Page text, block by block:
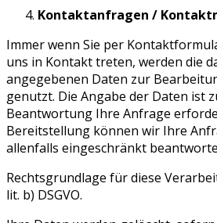
Kontaktanfragen /
Immer wenn Sie per
uns in Kontakt treten, werden die
angegebenen Daten zur
genutzt. Die Angabe der Daten ist
Beantwortung Ihre Anfrage
Bereitstellung können wir Ihre
allenfalls eingeschränkt
Rechtsgrundlage für diese
lit. b) DSGVO.